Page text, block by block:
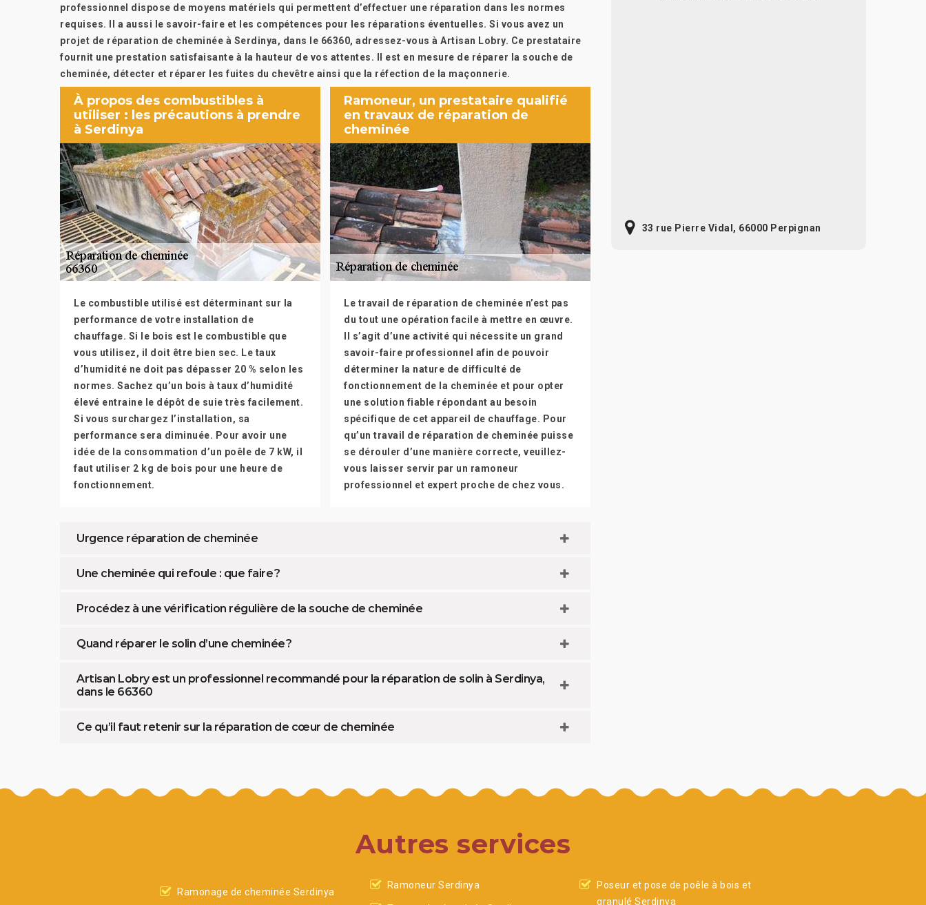
professionnel dispose de moyens matériels qui permettent d’effectuer une réparation dans les normes
requises. Il a aussi le savoir-faire et les compétences pour les réparations éventuelles. Si vous avez un
projet de réparation de cheminée à Serdinya, dans le 66360, adressez-vous à Artisan Lobry. Ce prestataire
fournit une prestation satisfaisante à la hauteur de vos attentes. Il est en mesure de réparer la souche de
cheminée, détecter et réparer les fuites du chevêtre ainsi que la réfection de la maçonnerie.
À propos des combustibles à
utiliser : les précautions à prendre
à Serdinya
Le combustible utilisé est déterminant sur la
performance de votre installation de
chauffage. Si le bois est le combustible que
vous utilisez, il doit être bien sec. Le taux
d’humidité ne doit pas dépasser 20 % selon les
normes. Sachez qu’un bois à taux d’humidité
élevé entraine le dépôt de suie très facilement.
Si vous surchargez l’installation, sa
performance sera diminuée. Pour avoir une
idée de la consommation d’un poêle de 7 kW, il
faut utiliser 2 kg de bois pour une heure de
fonctionnement.
Ramoneur, un prestataire qualifié
en travaux de réparation de
cheminée
Le travail de réparation de cheminée n’est pas
du tout une opération facile à mettre en œuvre.
Il s’agit d’une activité qui nécessite un grand
savoir-faire professionnel afin de pouvoir
déterminer la nature de difficulté de
fonctionnement de la cheminée et pour opter
une solution fiable répondant au besoin
spécifique de cet appareil de chauffage. Pour
qu’un travail de réparation de cheminée puisse
se dérouler d’une manière correcte, veuillez-
vous laisser servir par un ramoneur
professionnel et expert proche de chez vous.
Urgence réparation de cheminée
Une cheminée qui refoule : que faire ?
Procédez à une vérification régulière de la souche de cheminée
Quand réparer le solin d’une cheminée ?
Artisan Lobry est un professionnel recommandé pour la réparation de solin à Serdinya,
dans le 66360
Ce qu’il faut retenir sur la réparation de cœur de cheminée
33 rue Pierre Vidal, 66000 Perpignan
Autres services
Ramonage de cheminée Serdinya
Ramoneur Serdinya
Poseur et pose de poêle à bois et
granulé Serdinya